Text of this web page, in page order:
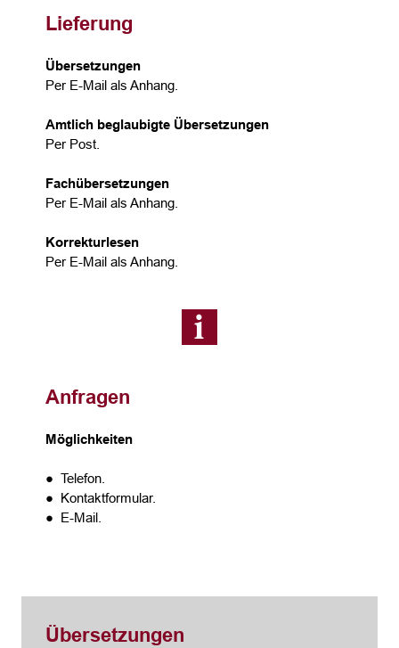
Lieferung
Übersetzungen
Per E-Mail als Anhang.
Amtlich beglaubigte Übersetzungen
Per Post.
Fachübersetzungen
Per E-Mail als Anhang.
Korrekturlesen
Per E-Mail als Anhang.
Anfragen
Möglichkeiten
● Telefon.
● Kontaktformular.
● E-Mail.
Übersetzungen